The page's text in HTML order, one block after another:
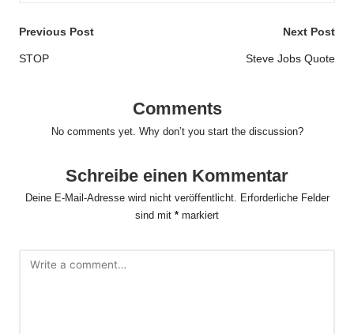
Post
navigation
Previous Post
STOP
Next Post
Steve Jobs Quote
Comments
No comments yet. Why don’t you start the discussion?
Schreibe einen Kommentar
Deine E-Mail-Adresse wird nicht veröffentlicht. Erforderliche Felder
sind mit * markiert